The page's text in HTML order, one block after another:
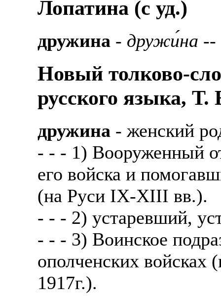
Лопатина (c уд.)
дружина - дружи́на --
Новый толково-
русского языка,
дружина - женский
- - - 1) Вооруженный
его войска и
(на Руси IX-XIII вв.).
- - - 2) устаревший,
- - - 3) Воинское
ополченских войсках
1917г.).